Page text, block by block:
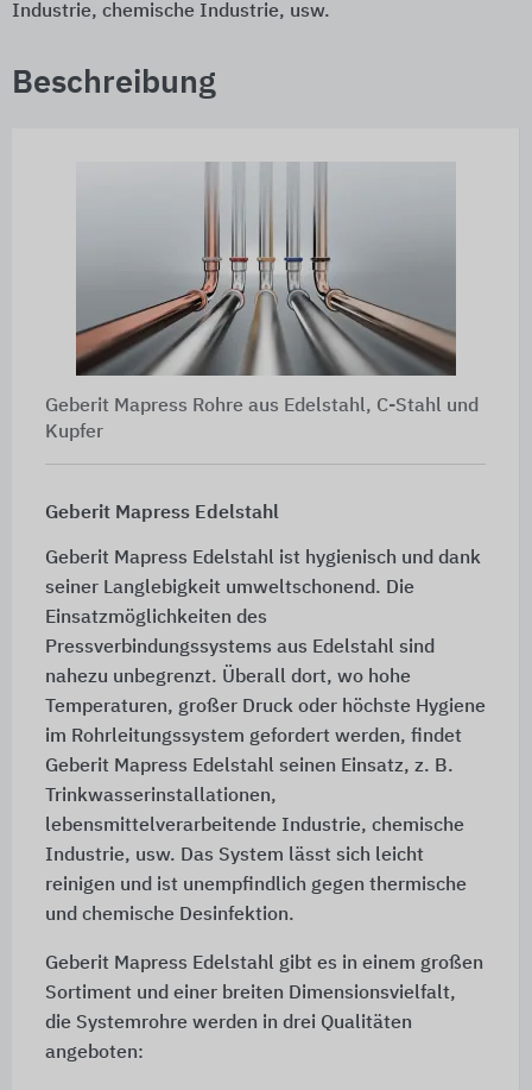
Industrie, chemische Industrie, usw.
Beschreibung
Geberit Mapress Rohre aus Edelstahl, C-Stahl und
Kupfer
Geberit Mapress Edelstahl
Geberit Mapress Edelstahl ist hygienisch und dank
seiner Langlebigkeit umweltschonend. Die
Einsatzmöglichkeiten des
Pressverbindungssystems aus Edelstahl sind
nahezu unbegrenzt. Überall dort, wo hohe
Temperaturen, großer Druck oder höchste Hygiene
im Rohrleitungssystem gefordert werden, findet
Geberit Mapress Edelstahl seinen Einsatz, z. B.
Trinkwasserinstallationen,
lebensmittelverarbeitende Industrie, chemische
Industrie, usw. Das System lässt sich leicht
reinigen und ist unempfindlich gegen thermische
und chemische Desinfektion.
Geberit Mapress Edelstahl gibt es in einem großen
Sortiment und einer breiten Dimensionsvielfalt,
die Systemrohre werden in drei Qualitäten
angeboten: